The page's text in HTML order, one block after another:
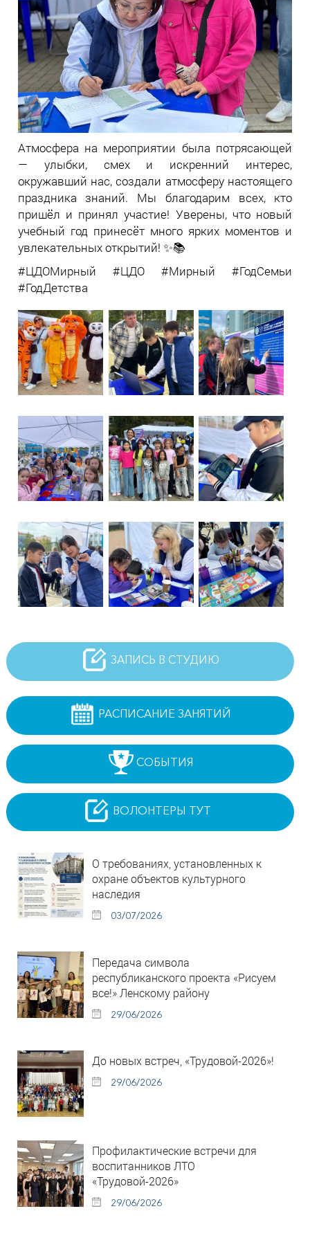
Атмосфера на мероприятии была потрясающей
— улыбки, смех и искренний интерес,
окружавший нас, создали атмосферу настоящего
праздника знаний. Мы благодарим всех, кто
пришёл и принял участие! Уверены, что новый
учебный год принесёт много ярких моментов и
увлекательных открытий! ✨📚
#ЦДОМирный #ЦДО #Мирный #ГодСемьи
#ГодДетства
ЗАПИСЬ В СТУДИЮ
РАСПИСАНИЕ ЗАНЯТИЙ
СОБЫТИЯ
ВОЛОНТЕРЫ ТУТ
О требованиях, установленных к
охране объектов культурного
наследия
03/07/2026
Передача символа
республиканского проекта «Рисуем
все!» Ленскому району
29/06/2026
До новых встреч, «Трудовой-2026»!
29/06/2026
Профилактические встречи для
воспитанников ЛТО
«Трудовой-2026»
29/06/2026